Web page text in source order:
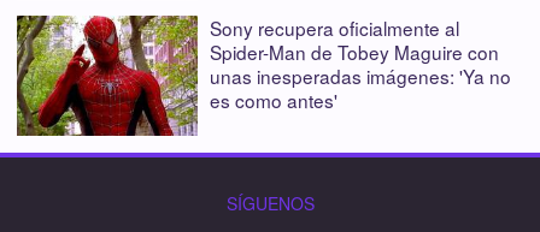
Sony recupera oficialmente al
Spider-Man de Tobey Maguire con
unas inesperadas imágenes: 'Ya no
es como antes'
SÍGUENOS